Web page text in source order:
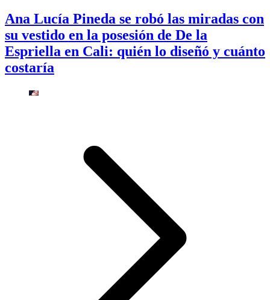
Ana Lucía Pineda se robó las miradas con
su vestido en la posesión de De la
Espriella en Cali: quién lo diseñó y cuánto
costaría